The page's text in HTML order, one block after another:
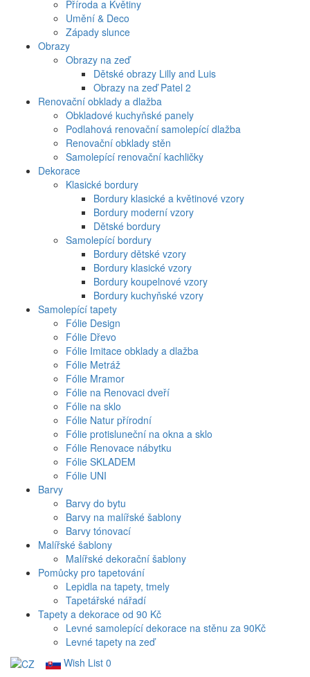
Příroda a Květiny
Umění & Deco
Západy slunce
Obrazy
Obrazy na zeď
Dětské obrazy Lilly and Luis
Obrazy na zeď Patel 2
Renovační obklady a dlažba
Obkladové kuchyňské panely
Podlahová renovační samolepící dlažba
Renovační obklady stěn
Samolepící renovační kachličky
Dekorace
Klasické bordury
Bordury klasické a květinové vzory
Bordury moderní vzory
Dětské bordury
Samolepící bordury
Bordury dětské vzory
Bordury klasické vzory
Bordury koupelnové vzory
Bordury kuchyňské vzory
Samolepící tapety
Fólie Design
Fólie Dřevo
Fólie Imitace obklady a dlažba
Fólie Metráž
Fólie Mramor
Fólie na Renovaci dveří
Fólie na sklo
Fólie Natur přírodní
Fólie protisluneční na okna a sklo
Fólie Renovace nábytku
Fólie SKLADEM
Fólie UNI
Barvy
Barvy do bytu
Barvy na malířské šablony
Barvy tónovací
Malířské šablony
Malířské dekorační šablony
Pomůcky pro tapetování
Lepidla na tapety, tmely
Tapetářské nářadí
Tapety a dekorace od 90 Kč
Levné samolepící dekorace na stěnu za 90Kč
Levné tapety na zeď
Wish List 0